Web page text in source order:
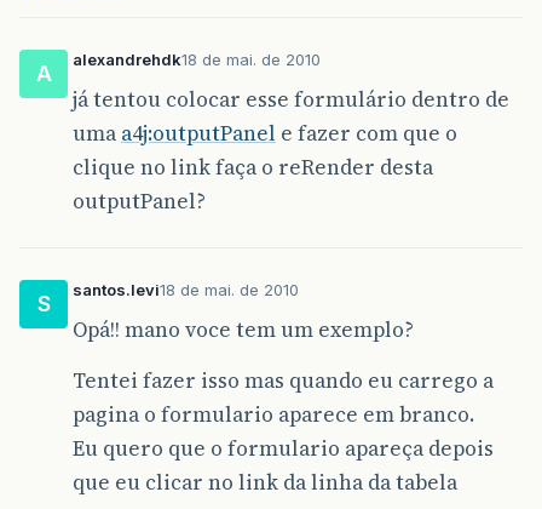
A
alexandrehdk18 de mai. de 2010
já tentou colocar esse formulário dentro de
uma a4j:outputPanel e fazer com que o
clique no link faça o reRender desta
outputPanel?
S
santos.levi18 de mai. de 2010
Opá!! mano voce tem um exemplo?
Tentei fazer isso mas quando eu carrego a
pagina o formulario aparece em branco.
Eu quero que o formulario apareça depois
que eu clicar no link da linha da tabela